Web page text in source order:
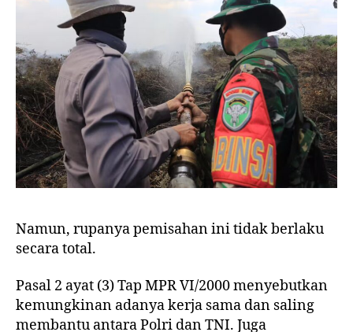
Namun, rupanya pemisahan ini tidak berlaku
secara total.
Pasal 2 ayat (3) Tap MPR VI/2000 menyebutkan
kemungkinan adanya kerja sama dan saling
membantu antara Polri dan TNI. Juga